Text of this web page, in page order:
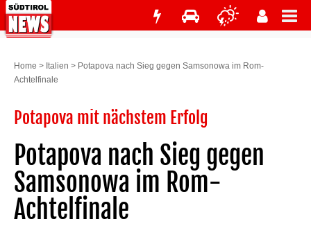
Home > Italien > Potapova nach Sieg gegen Samsonowa im Rom-
Achtelfinale
Potapova mit nächstem Erfolg
Potapova nach Sieg gegen
Samsonowa im Rom-
Achtelfinale